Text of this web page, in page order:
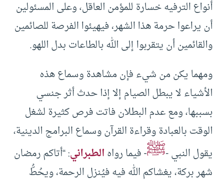
أنواع الترفيه خسارة للمؤمن العاقل، وعلى المسئولين
أن يراعوا حرمة هذا الشهر، فيهيئوا الفرصة للصائمين
والقائمين أن يتقربوا إلى الله بالطاعات بدل اللهو.
ومهما يكن من شيء فإن مشاهدة وسماع هذه
الأشياء لا يبطل الصيام إلا إذا حدث أثر جنسي
بسببها، ومع عدم البطلان فاتت فرص كثيرة لشغل
الوقت بالعبادة وقراءة القرآن وسماع البرامج الدينية،
يقول النبي -ﷺ- فيما رواهالطبراني: “أتاكم رمضان
شهر بركة، يغشاكم الله فيه فيُنزل الرحمة، ويحُطُّ